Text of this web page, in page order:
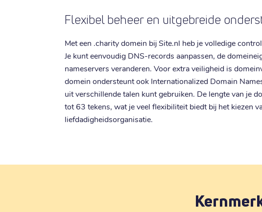
Flexibel beheer en uitgebreide
Met een .charity domein bij Site.nl heb je volledige
Je kunt eenvoudig DNS-records aanpassen, de
nameservers veranderen. Voor extra veiligheid is
domein ondersteunt ook Internationalized Domain
uit verschillende talen kunt gebruiken. De lengte van je
tot 63 tekens, wat je veel flexibiliteit biedt bij het kiezen
liefdadigheidsorganisatie.